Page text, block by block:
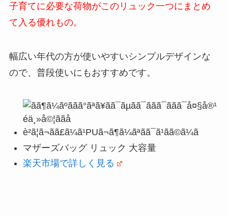
子育てに必要な荷物がこのリュック一つにまとめ
て入る優れもの。
幅広い年代の方が使いやすいシンプルデザインな
ので、普段使いにもおすすめです。
マザーズバッグ リュック 大容量
楽天市場で詳しく見る